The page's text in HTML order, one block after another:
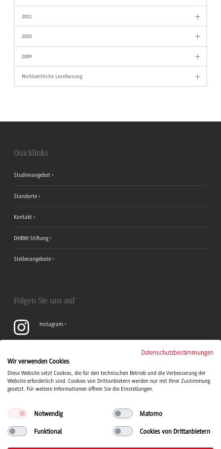
2011
2010
2009
Nichtamtliche Lesefassung
Quicklinks
Studienangebot
Standorte
Kontakt
DHBW-Stiftung
Stellenangebote
Folgen Sie uns auf
Instagram
LinkedIn
Datenschutzbestimmungen
Wir verwenden Cookies
Diese Website setzt Cookies, die für den technischen Betrieb und die Verbesserung der
Website erforderlich sind. Cookies von Drittanbietern werden nur mit Ihrer Zustimmung
gesetzt. Für weitere Informationen öffnen Sie die Einstellungen.
Notwendig Matomo
Funktional Cookies von Drittanbietern